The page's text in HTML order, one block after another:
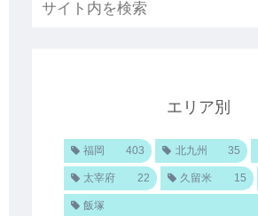
エリア別
福岡 403 北九州 35
太宰府 22 久留米 15
飯塚